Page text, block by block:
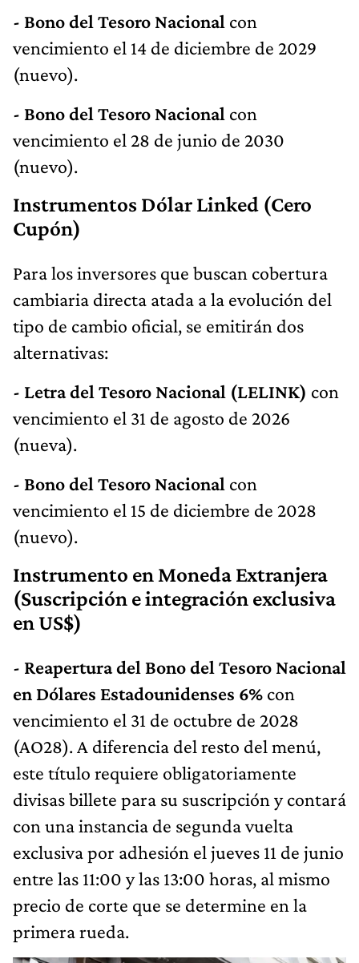
- Bono del Tesoro Nacional con
vencimiento el 14 de diciembre de 2029
(nuevo).
- Bono del Tesoro Nacional con
vencimiento el 28 de junio de 2030
(nuevo).
Instrumentos Dólar Linked (Cero
Cupón)
Para los inversores que buscan cobertura
cambiaria directa atada a la evolución del
tipo de cambio oficial, se emitirán dos
alternativas:
- Letra del Tesoro Nacional (LELINK) con
vencimiento el 31 de agosto de 2026
(nueva).
- Bono del Tesoro Nacional con
vencimiento el 15 de diciembre de 2028
(nuevo).
Instrumento en Moneda Extranjera
(Suscripción e integración exclusiva
en US$)
- Reapertura del Bono del Tesoro Nacional
en Dólares Estadounidenses 6% con
vencimiento el 31 de octubre de 2028
(AO28). A diferencia del resto del menú,
este título requiere obligatoriamente
divisas billete para su suscripción y contará
con una instancia de segunda vuelta
exclusiva por adhesión el jueves 11 de junio
entre las 11:00 y las 13:00 horas, al mismo
precio de corte que se determine en la
primera rueda.